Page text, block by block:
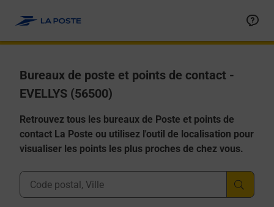
Bureaux de poste et points de contact -
EVELLYS (56500)
Retrouvez tous les bureaux de Poste et points de
contact La Poste ou utilisez l'outil de localisation pour
visualiser les points les plus proches de chez vous.
Ville, Département, Code Postal